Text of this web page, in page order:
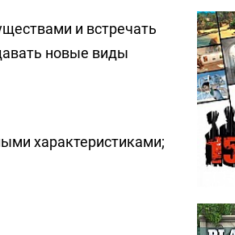
и встречать
новые виды
характеристиками;